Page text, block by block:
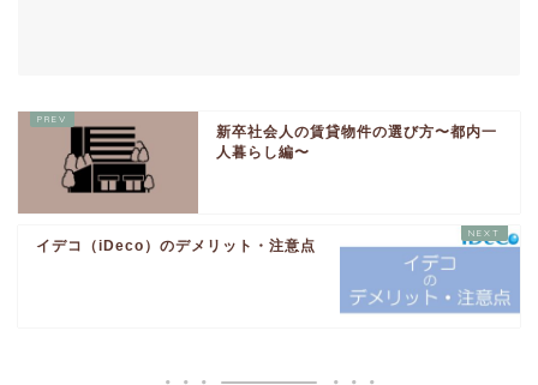
新卒社会人の賃貸物件の選び方〜都内一
人暮らし編〜
イデコ（iDeco）のデメリット・注意点